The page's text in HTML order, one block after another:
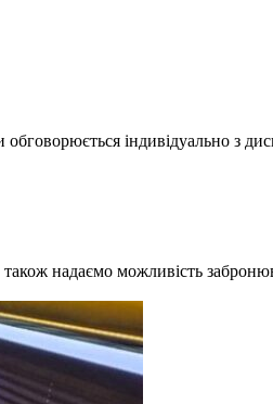
індивідуально з
надаємо можливість